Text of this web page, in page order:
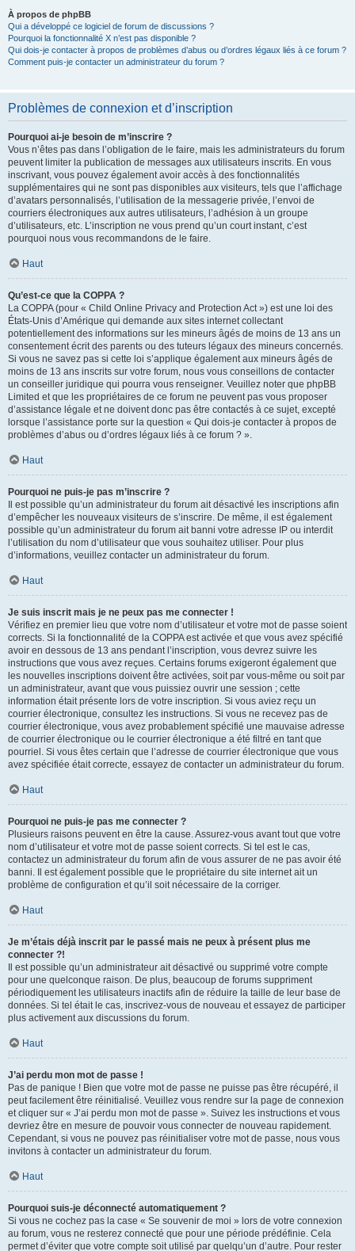
À propos de phpBB
Qui a développé ce logiciel de forum de discussions ?
Pourquoi la fonctionnalité X n’est pas disponible ?
Qui dois-je contacter à propos de problèmes d’abus ou d’ordres légaux liés à ce forum ?
Comment puis-je contacter un administrateur du forum ?
Problèmes de connexion et d’inscription
Pourquoi ai-je besoin de m’inscrire ?
Vous n’êtes pas dans l’obligation de le faire, mais les administrateurs du forum
peuvent limiter la publication de messages aux utilisateurs inscrits. En vous
inscrivant, vous pouvez également avoir accès à des fonctionnalités
supplémentaires qui ne sont pas disponibles aux visiteurs, tels que l’affichage
d’avatars personnalisés, l’utilisation de la messagerie privée, l’envoi de
courriers électroniques aux autres utilisateurs, l’adhésion à un groupe
d’utilisateurs, etc. L’inscription ne vous prend qu’un court instant, c’est
pourquoi nous vous recommandons de le faire.
Haut
Qu’est-ce que la COPPA ?
La COPPA (pour « Child Online Privacy and Protection Act ») est une loi des
États-Unis d’Amérique qui demande aux sites internet collectant
potentiellement des informations sur les mineurs âgés de moins de 13 ans un
consentement écrit des parents ou des tuteurs légaux des mineurs concernés.
Si vous ne savez pas si cette loi s’applique également aux mineurs âgés de
moins de 13 ans inscrits sur votre forum, nous vous conseillons de contacter
un conseiller juridique qui pourra vous renseigner. Veuillez noter que phpBB
Limited et que les propriétaires de ce forum ne peuvent pas vous proposer
d’assistance légale et ne doivent donc pas être contactés à ce sujet, excepté
lorsque l’assistance porte sur la question « Qui dois-je contacter à propos de
problèmes d’abus ou d’ordres légaux liés à ce forum ? ».
Haut
Pourquoi ne puis-je pas m’inscrire ?
Il est possible qu’un administrateur du forum ait désactivé les inscriptions afin
d’empêcher les nouveaux visiteurs de s’inscrire. De même, il est également
possible qu’un administrateur du forum ait banni votre adresse IP ou interdit
l’utilisation du nom d’utilisateur que vous souhaitez utiliser. Pour plus
d’informations, veuillez contacter un administrateur du forum.
Haut
Je suis inscrit mais je ne peux pas me connecter !
Vérifiez en premier lieu que votre nom d’utilisateur et votre mot de passe soient
corrects. Si la fonctionnalité de la COPPA est activée et que vous avez spécifié
avoir en dessous de 13 ans pendant l’inscription, vous devrez suivre les
instructions que vous avez reçues. Certains forums exigeront également que
les nouvelles inscriptions doivent être activées, soit par vous-même ou soit par
un administrateur, avant que vous puissiez ouvrir une session ; cette
information était présente lors de votre inscription. Si vous aviez reçu un
courrier électronique, consultez les instructions. Si vous ne recevez pas de
courrier électronique, vous avez probablement spécifié une mauvaise adresse
de courrier électronique ou le courrier électronique a été filtré en tant que
pourriel. Si vous êtes certain que l’adresse de courrier électronique que vous
avez spécifiée était correcte, essayez de contacter un administrateur du forum.
Haut
Pourquoi ne puis-je pas me connecter ?
Plusieurs raisons peuvent en être la cause. Assurez-vous avant tout que votre
nom d’utilisateur et votre mot de passe soient corrects. Si tel est le cas,
contactez un administrateur du forum afin de vous assurer de ne pas avoir été
banni. Il est également possible que le propriétaire du site internet ait un
problème de configuration et qu’il soit nécessaire de la corriger.
Haut
Je m’étais déjà inscrit par le passé mais ne peux à présent plus me
connecter ?!
Il est possible qu’un administrateur ait désactivé ou supprimé votre compte
pour une quelconque raison. De plus, beaucoup de forums suppriment
périodiquement les utilisateurs inactifs afin de réduire la taille de leur base de
données. Si tel était le cas, inscrivez-vous de nouveau et essayez de participer
plus activement aux discussions du forum.
Haut
J’ai perdu mon mot de passe !
Pas de panique ! Bien que votre mot de passe ne puisse pas être récupéré, il
peut facilement être réinitialisé. Veuillez vous rendre sur la page de connexion
et cliquer sur « J’ai perdu mon mot de passe ». Suivez les instructions et vous
devriez être en mesure de pouvoir vous connecter de nouveau rapidement.
Cependant, si vous ne pouvez pas réinitialiser votre mot de passe, nous vous
invitons à contacter un administrateur du forum.
Haut
Pourquoi suis-je déconnecté automatiquement ?
Si vous ne cochez pas la case « Se souvenir de moi » lors de votre connexion
au forum, vous ne resterez connecté que pour une période prédéfinie. Cela
permet d’éviter que votre compte soit utilisé par quelqu’un d’autre. Pour rester